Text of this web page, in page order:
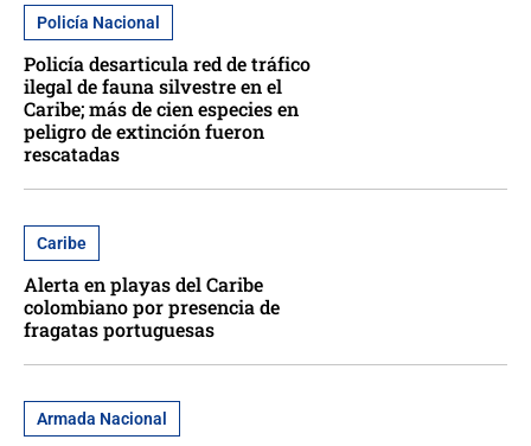
Policía Nacional
Policía desarticula red de tráfico
ilegal de fauna silvestre en el
Caribe; más de cien especies en
peligro de extinción fueron
rescatadas
Caribe
Alerta en playas del Caribe
colombiano por presencia de
fragatas portuguesas
Armada Nacional